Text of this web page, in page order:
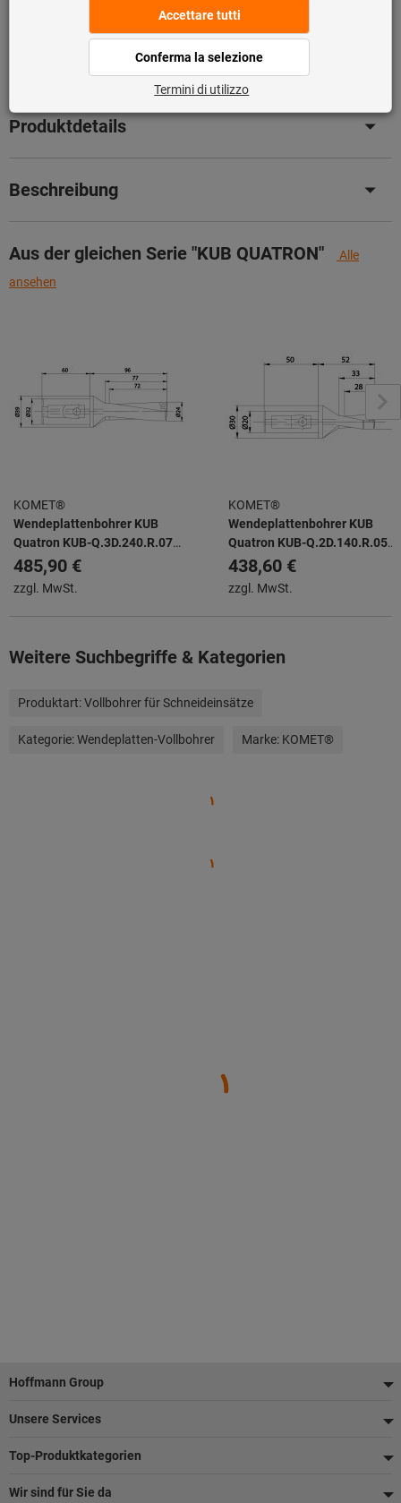
somit nicht bei uns auf Lager liegt.
Artikel teilen
Produktdetails
Beschreibung
Aus der gleichen Serie "KUB QUATRON"
Alle
ansehen
KOMET®
Wendeplattenbohrer KUB
Quatron KUB-Q.3D.240.R.07-
K32
485,90 €
zzgl. MwSt.
KOMET®
Wendeplattenbohrer KUB
Quatron KUB-Q.2D.140.R.05-
K20
438,60 €
zzgl. MwSt.
Weitere Suchbegriffe & Kategorien
Produktart:Vollbohrer für Schneideinsätze
Kategorie:Wendeplatten-Vollbohrer Marke: KOMET®
Fußzeile
Hoffmann Group
Unsere Services
Top-Produktkategorien
Wir sind für Sie da